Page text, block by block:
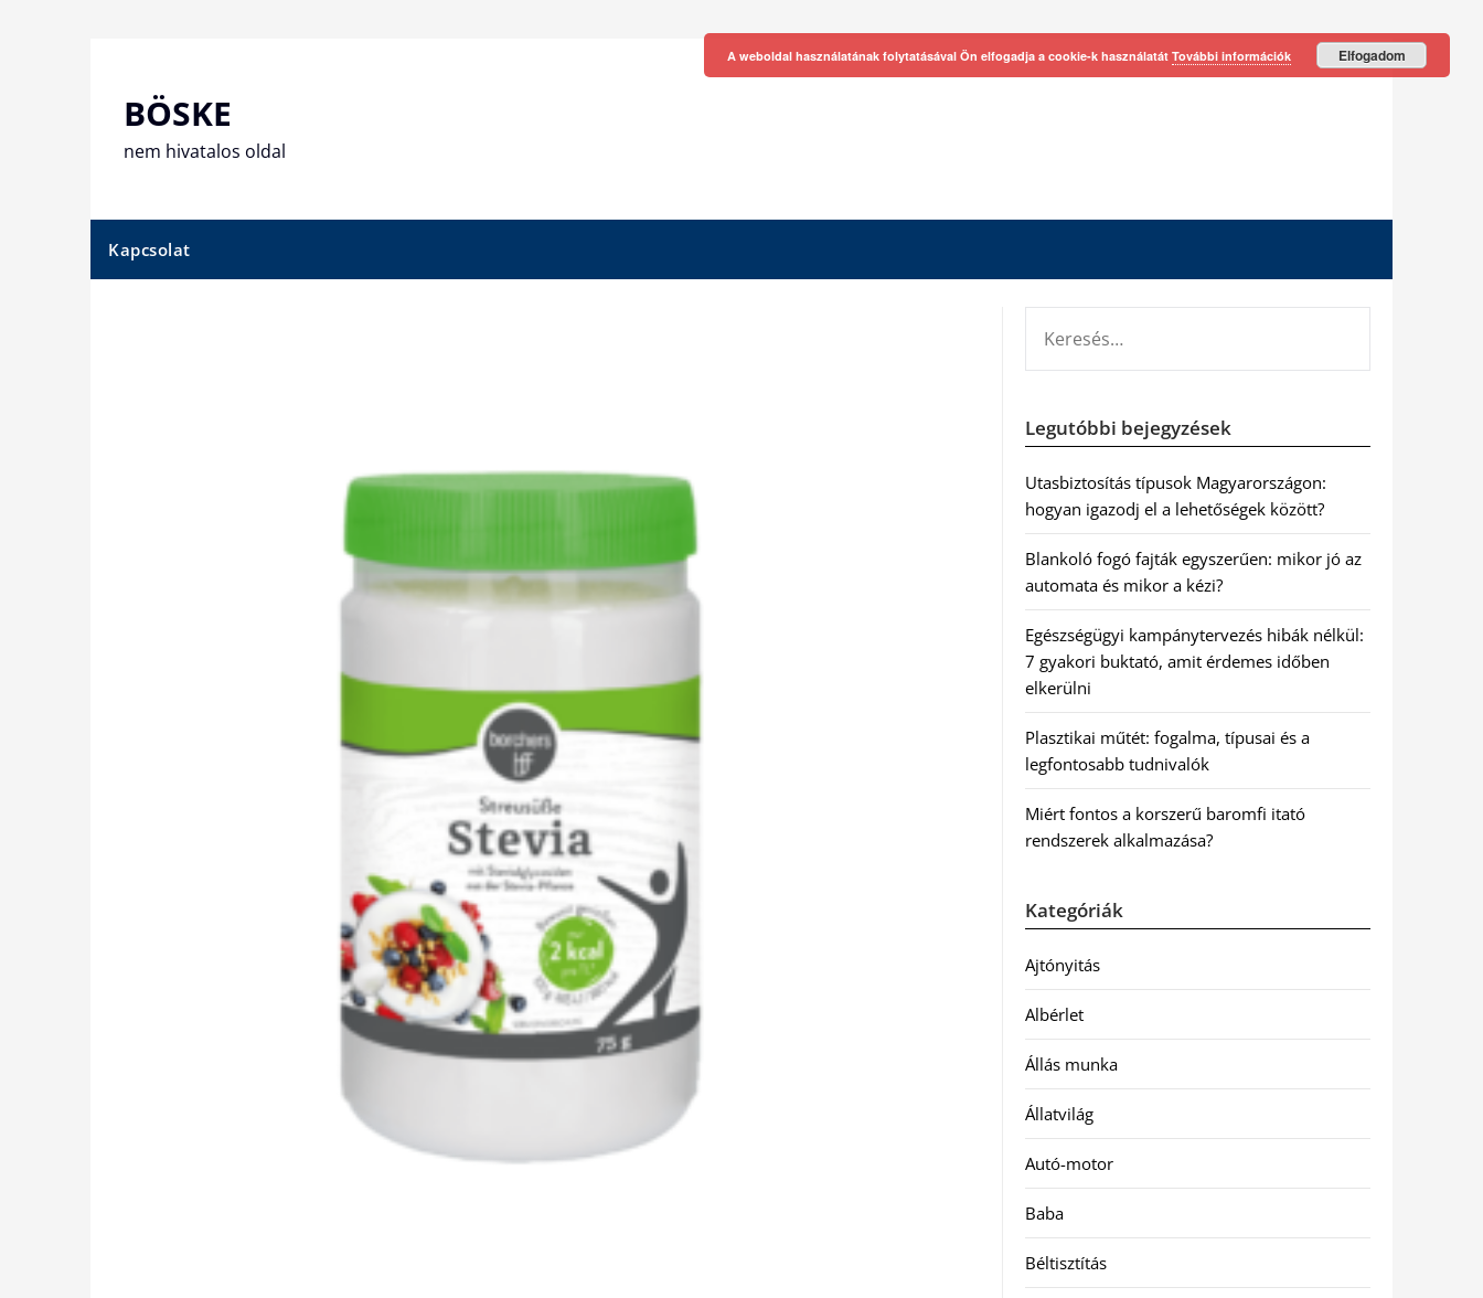
BÖSKE
nem hivatalos oldal
Kapcsolat
Legutóbbi bejegyzések
Utasbiztosítás típusok Magyarországon:
hogyan igazodj el a lehetőségek között?
Blankoló fogó fajták egyszerűen: mikor jó az
automata és mikor a kézi?
Egészségügyi kampánytervezés hibák nélkül:
7 gyakori buktató, amit érdemes időben
elkerülni
Plasztikai műtét: fogalma, típusai és a
legfontosabb tudnivalók
Miért fontos a korszerű baromfi itató
rendszerek alkalmazása?
Kategóriák
Ajtónyitás
Albérlet
Állás munka
Állatvilág
Autó-motor
Baba
Béltisztítás
A weboldal használatának folytatásával Ön elfogadja a cookie-k használatát További információk Elfogadom